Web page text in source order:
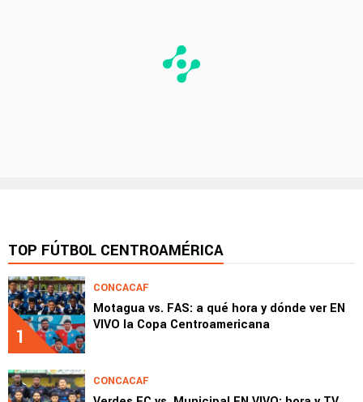
TOP FÚTBOL CENTROAMÉRICA
1
CONCACAF
Motagua vs. FAS: a qué hora y dónde ver EN
VIVO la Copa Centroamericana
CONCACAF